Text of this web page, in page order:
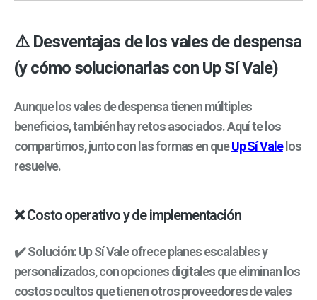
⚠️ Desventajas de los vales de despensa
(y cómo solucionarlas con Up Sí Vale)
Aunque los vales de despensa tienen múltiples
beneficios, también hay retos asociados. Aquí te los
compartimos, junto con las formas en queUp Sí Valelos
resuelve.
❌ Costo operativo y de implementación
✔️ Solución:Up Sí Vale ofrece planes escalables y
personalizados, con opciones digitales que eliminan los
costos ocultos que tienen otros proveedores de vales